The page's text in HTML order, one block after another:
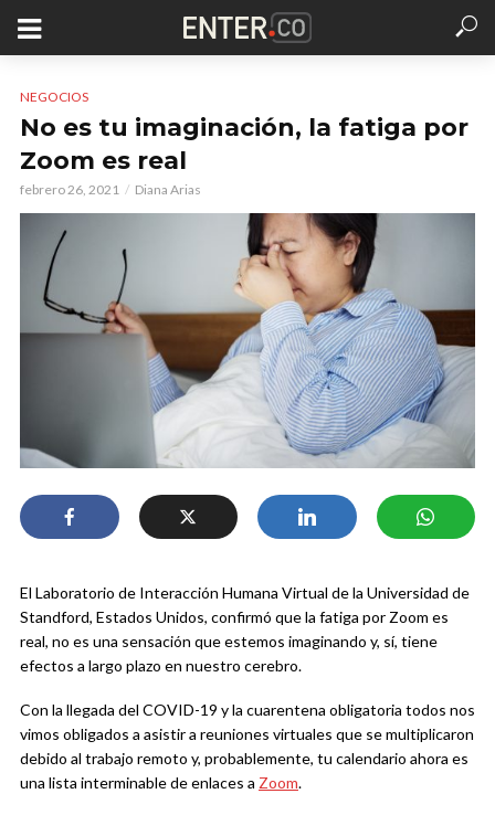
NEGOCIOS
No es tu imaginación, la fatiga por
Zoom es real
febrero 26, 2021 Diana Arias
El Laboratorio de Interacción Humana Virtual de la Universidad de
Standford, Estados Unidos, confirmó que la fatiga por Zoom es
real, no es una sensación que estemos imaginando y, sí, tiene
efectos a largo plazo en nuestro cerebro.
Con la llegada del COVID-19 y la cuarentena obligatoria todos nos
vimos obligados a asistir a reuniones virtuales que se multiplicaron
debido al trabajo remoto y, probablemente, tu calendario ahora es
una lista interminable de enlaces a Zoom.